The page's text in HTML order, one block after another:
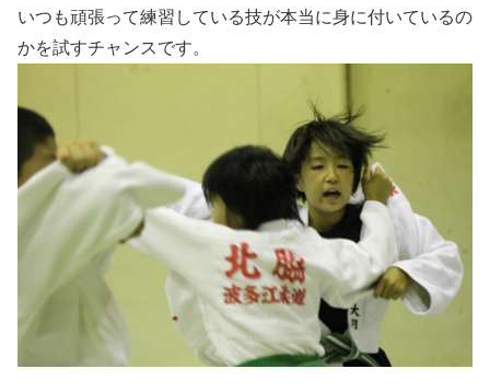
いつも頑張って練習している技が本当に身に付いているの
かを試すチャンスです。